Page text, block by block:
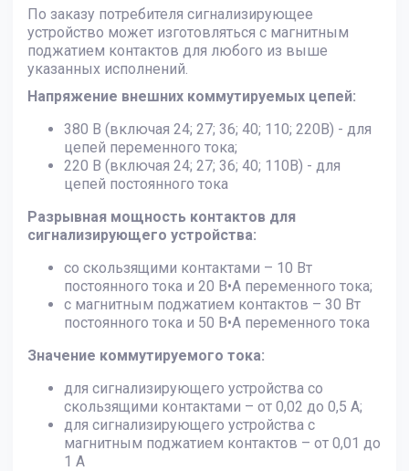
По заказу потребителя сигнализирующее
устройство может изготовляться с магнитным
поджатием контактов для любого из выше
указанных исполнений.
Напряжение внешних коммутируемых цепей:
380 В (включая 24; 27; 36; 40; 110; 220В) - для
цепей переменного тока;
220 В (включая 24; 27; 36; 40; 110В) - для
цепей постоянного тока
Разрывная мощность контактов для
сигнализирующего устройства:
со скользящими контактами – 10 Вт
постоянного тока и 20 В•А переменного тока;
с магнитным поджатием контактов – 30 Вт
постоянного тока и 50 В•А переменного тока
Значение коммутируемого тока:
для сигнализирующего устройства со
скользящими контактами – от 0,02 до 0,5 А;
для сигнализирующего устройства с
магнитным поджатием контактов – от 0,01 до
1 А